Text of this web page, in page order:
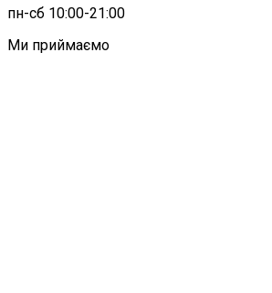
пн-сб 10:00-21:00
Ми приймаємо